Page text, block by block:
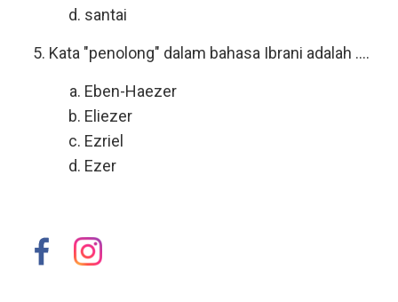
santai
Kata "penolong" dalam bahasa Ibrani adalah ....
Eben-Haezer
Eliezer
Ezriel
Ezer